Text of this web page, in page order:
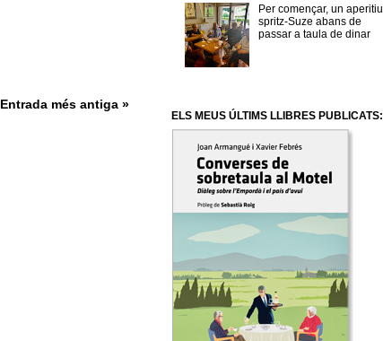
Entrada més antiga »
Per començar, un aperitiu
spritz-Suze abans de
passar a taula de dinar
ELS MEUS ÚLTIMS LLIBRES PUBLICATS: